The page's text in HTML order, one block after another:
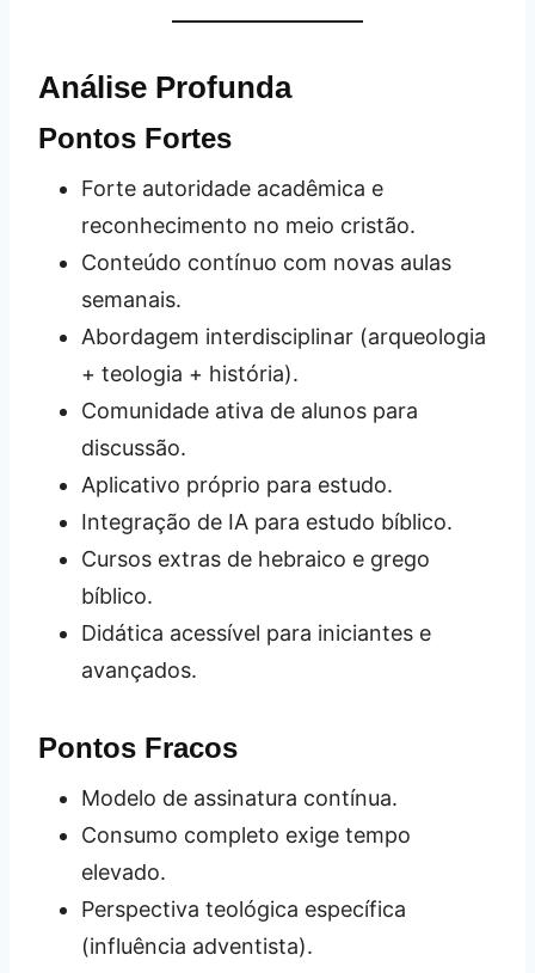
Análise Profunda
Pontos Fortes
Forte autoridade acadêmica e
reconhecimento no meio cristão.
Conteúdo contínuo com novas aulas
semanais.
Abordagem interdisciplinar (arqueologia
+ teologia + história).
Comunidade ativa de alunos para
discussão.
Aplicativo próprio para estudo.
Integração de IA para estudo bíblico.
Cursos extras de hebraico e grego
bíblico.
Didática acessível para iniciantes e
avançados.
Pontos Fracos
Modelo de assinatura contínua.
Consumo completo exige tempo
elevado.
Perspectiva teológica específica
(influência adventista).